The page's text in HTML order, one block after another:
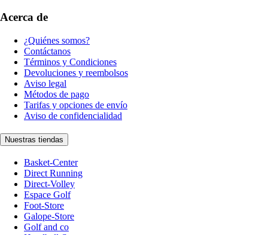
Acerca de
¿Quiénes somos?
Contáctanos
Términos y Condiciones
Devoluciones y reembolsos
Aviso legal
Métodos de pago
Tarifas y opciones de envío
Aviso de confidencialidad
Nuestras tiendas
Basket-Center
Direct Running
Direct-Volley
Espace Golf
Foot-Store
Galope-Store
Golf and co